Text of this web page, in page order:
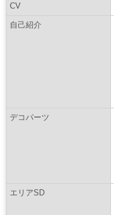
CV
自己紹介
デコパーツ
エリアSD